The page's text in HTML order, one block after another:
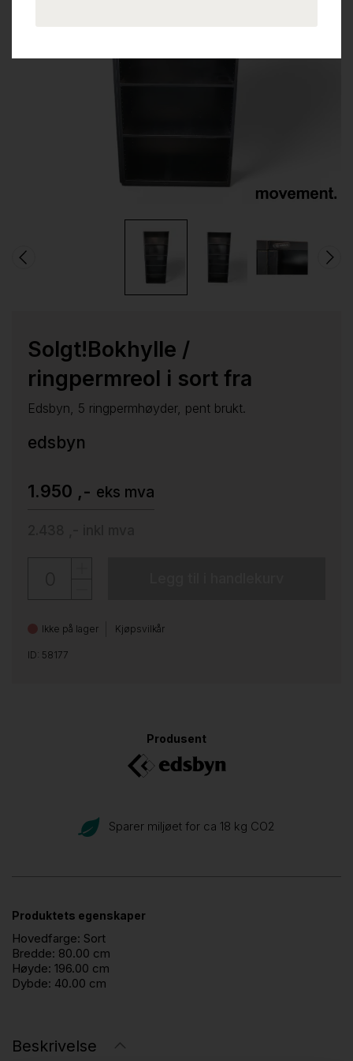
Solgt!Bokhylle /
ringpermreol i sort fra
Edsbyn, 5 ringpermhøyder, pent brukt.
edsbyn
1.950 ,- eks mva
Ikke på lager Kjøpsvilkår
ID: 58177
Produsent
Sparer miljøet for ca 18 kg CO2
Produktets egenskaper
Hovedfarge: Sort
Bredde: 80.00 cm
Høyde: 196.00 cm
Dybde: 40.00 cm
Beskrivelse